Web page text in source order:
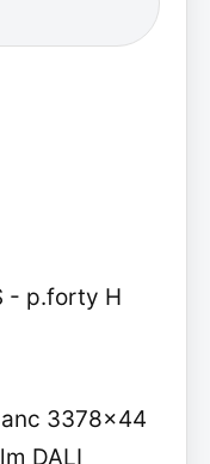
- p.forty H
3378x44
DALI